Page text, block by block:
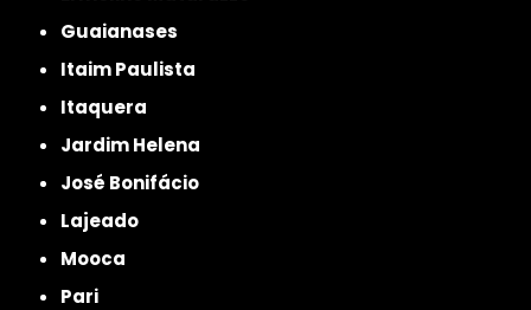
Guaianases
Itaim Paulista
Itaquera
Jardim Helena
José Bonifácio
Lajeado
Mooca
Pari